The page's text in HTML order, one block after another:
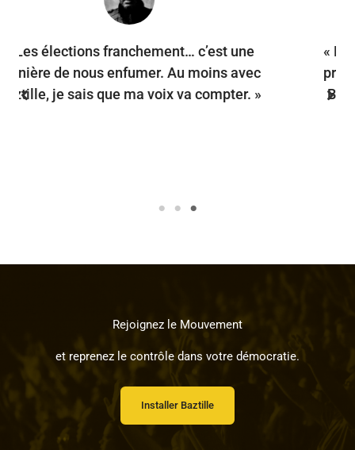
« Les politiques ne s’occupent plus des
problèmes qui nous concernent… Dans
Baztille on choisit vraiment les sujets
Rejoignez le Mouvement
et reprenez le contrôle dans votre démocratie.
Installer Baztille